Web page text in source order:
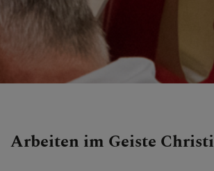
Arbeiten im Geiste Christi